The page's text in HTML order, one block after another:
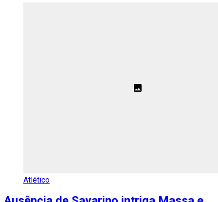
Atlético